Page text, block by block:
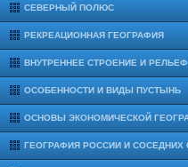
СЕВЕРНЫЙ ПОЛЮС
РЕКРЕАЦИОННАЯ ГЕОГРАФИЯ
ВНУТРЕННЕЕ СТРОЕНИЕ И
ОСОБЕННОСТИ И ВИДЫ ПУСТЫНЬ
ОСНОВЫ ЭКОНОМИЧЕСКОЙ
ГЕОГРАФИЯ РОССИИ И СОСЕДНИХ